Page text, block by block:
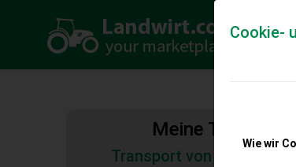
Cookie-
Wie wir
Meine
Transport von Land- und